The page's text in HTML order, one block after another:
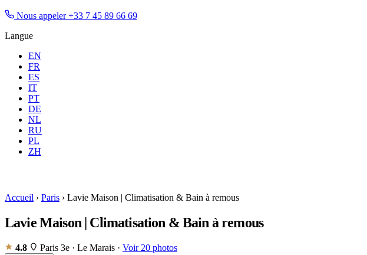
Nous appeler +33 7 45 89 66 69
Langue
EN
FR
ES
IT
PT
DE
NL
RU
PL
ZH
Toutes
Accueil › Paris › Lavie Maison | Climatisation & Bain à remous
Lavie Maison | Climatisation & Bain à remous
4.8 Paris 3e · Le Marais · Voir 20 photos